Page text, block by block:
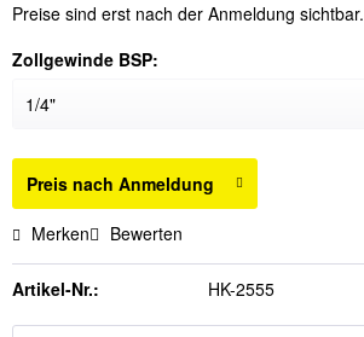
Preise sind erst nach der Anmeldung sichtbar.
Zollgewinde BSP:
Preis nach Anmeldung
Merken Bewerten
Artikel-Nr.: HK-2555